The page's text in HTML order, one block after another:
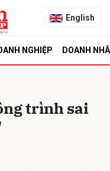
English
NGHIỆP DOANH
trình sai